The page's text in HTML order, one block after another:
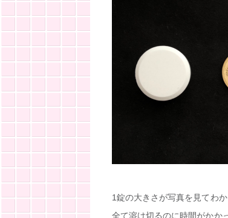
1錠の大きさが写真を見てわ
全て溶け切るのに時間がかか